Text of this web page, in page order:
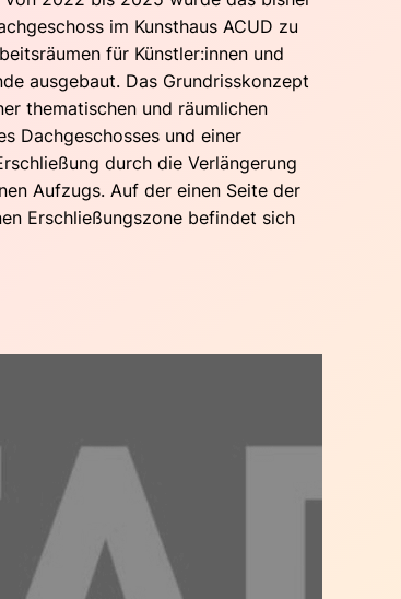
im Kunsthaus ACUD zu
für Künstler:innen und
ausgebaut. Das Grundrisskonzept
thematischen und räumlichen
Dachgeschosses und einer
durch die Verlängerung
Aufzugs. Auf der einen Seite der
Erschließungszone befindet sich